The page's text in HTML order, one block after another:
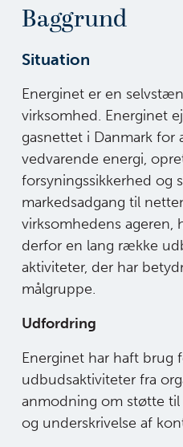
Baggrund
Situation
Energinet er en
virksomhed. Energinet
gasnettet i Danmark for
vedvarende energi,
forsyningssikkerhed og
markedsadgang til
virksomhedens ageren,
derfor en lang række
aktiviteter, der har
målgruppe.
Udfordring
Energinet har haft brug
udbudsaktiviteter fra
anmodning om støtte
og underskrivelse af